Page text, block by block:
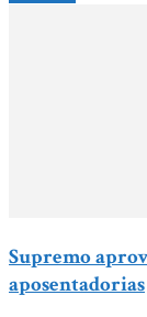
Supremo
aposentadorias